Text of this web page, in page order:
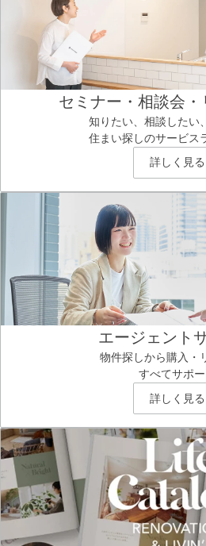
セミナー・相談会
知りたい、相談したい
住まい探しのサービス
詳しく見る
エージェント
物件探しから購入・
すべてサポー
詳しく見る